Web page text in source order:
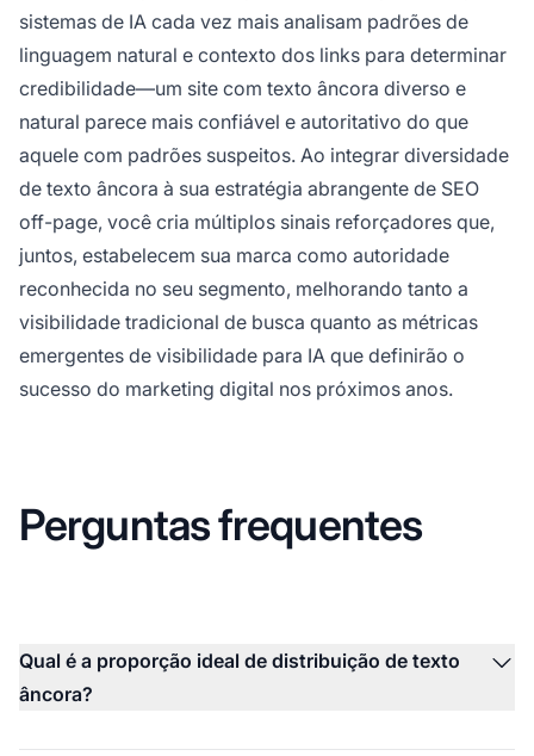
sistemas de IA cada vez mais analisam padrões de
linguagem natural e contexto dos links para determinar
credibilidade—um site com texto âncora diverso e
natural parece mais confiável e autoritativo do que
aquele com padrões suspeitos. Ao integrar diversidade
de texto âncora à sua estratégia abrangente de SEO
off-page, você cria múltiplos sinais reforçadores que,
juntos, estabelecem sua marca como autoridade
reconhecida no seu segmento, melhorando tanto a
visibilidade tradicional de busca quanto as métricas
emergentes de visibilidade para IA que definirão o
sucesso do marketing digital nos próximos anos.
Perguntas frequentes
Qual é a proporção ideal de distribuição de texto
âncora?